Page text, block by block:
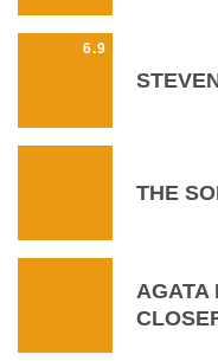
6.9
THE
AGATA